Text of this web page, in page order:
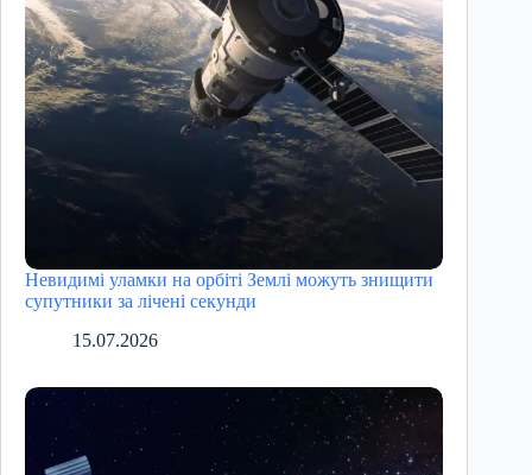
Невидимі уламки на орбіті Землі можуть знищити
супутники за лічені секунди
15.07.2026